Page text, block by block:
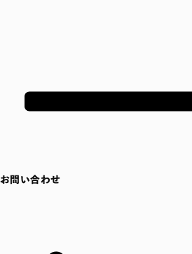
お問い合わせ